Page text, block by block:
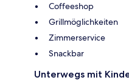
Coffeeshop
Grillmöglichkeiten
Zimmerservice
Snackbar
Unterwegs mit